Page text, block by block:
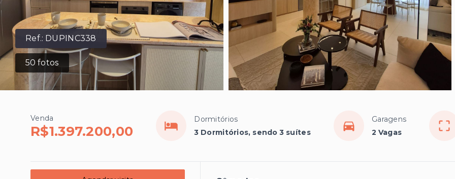
Ref.: DUPINC338
50 fotos
Venda
R$1.397.200,00
Dormitórios
3 Dormitórios, sendo 3 suítes
Garagens
2 Vagas